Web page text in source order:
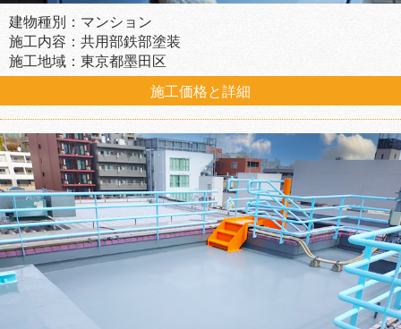
建物種別：マンション
施工内容：共用部鉄部塗装
施工地域：東京都墨田区
施工価格と詳細